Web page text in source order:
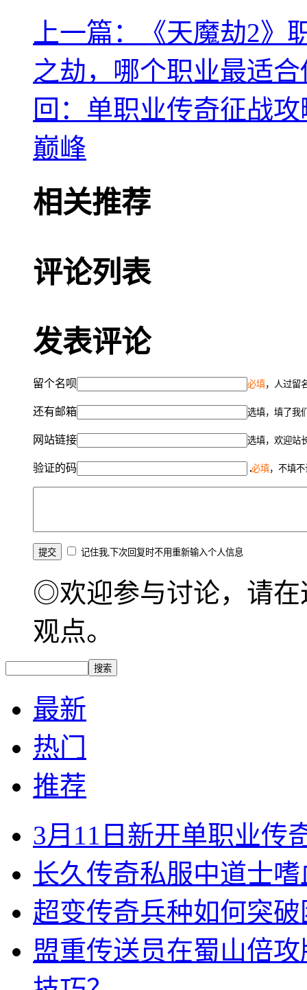
上一篇：《天魔劫2
之劫，哪个职业最适
回：单职业传奇征战
巅峰
相关推荐
评论列表
发表评论
留个名呗 必填，人过留
还有邮箱 选填，填了我
网站链接 选填，欢迎站
验证的码 必填，不填
记住我,下次回复时不用重新输入个人信息
◎欢迎参与讨论，请在
观点。
最新
热门
推荐
3月11日新开单职业传
长久传奇私服中道士
超变传奇兵种如何突
盟重传送员在蜀山倍